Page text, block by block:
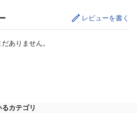
レビューを書く
ありません。
カテゴリ